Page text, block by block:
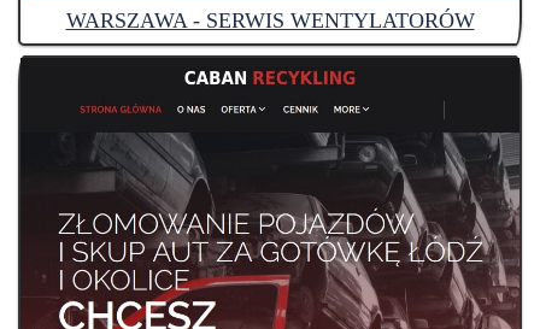
WARSZAWA - SERWIS WENTYLATORÓW